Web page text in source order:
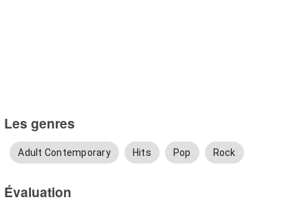
Les genres
Adult Contemporary Hits Pop Rock
Évaluation